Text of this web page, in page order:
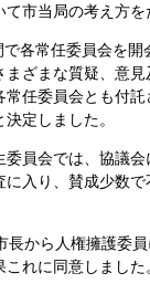
市当局の考え方を
各常任委員会を開
ざまな質疑、意
常任委員会とも付
定しました。
員会では、協議会
入り、賛成少数で
から人権擁護委
れに同意しました